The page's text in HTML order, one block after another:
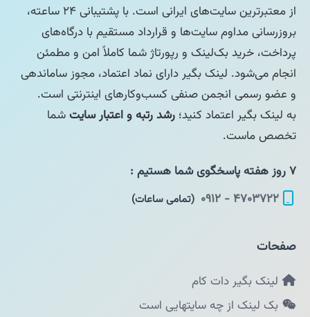
از معتبرترین سایت‌های ایرانی است. با پشتیبانی ۲۴ ساعته،
بروزرسانی مداوم سایت‌ها و قرارداد مستقیم با درگاه‌های
پرداخت، خرید بک‌لینک و رپورتاژ شما کاملاً امن و مطمئن
انجام می‌شود. لینک بگیر دارای نماد اعتماد، مجوز ساماندهی
و عضو رسمی انجمن صنفی کسب‌وکارهای اینترنتی است.
به لینک بگیر اعتماد کنید؛ رشد رتبه و اعتبار سایتشما
تخصص ماست.
۷ روز هفته پاسخگوی شما هستیم :
۴۷۰۳۷۲۲ - ۰۹۱۲
(تمامی ساعات)
صفحات
لینک بگیر دات کام
بک لینک از چه سایتهایی است